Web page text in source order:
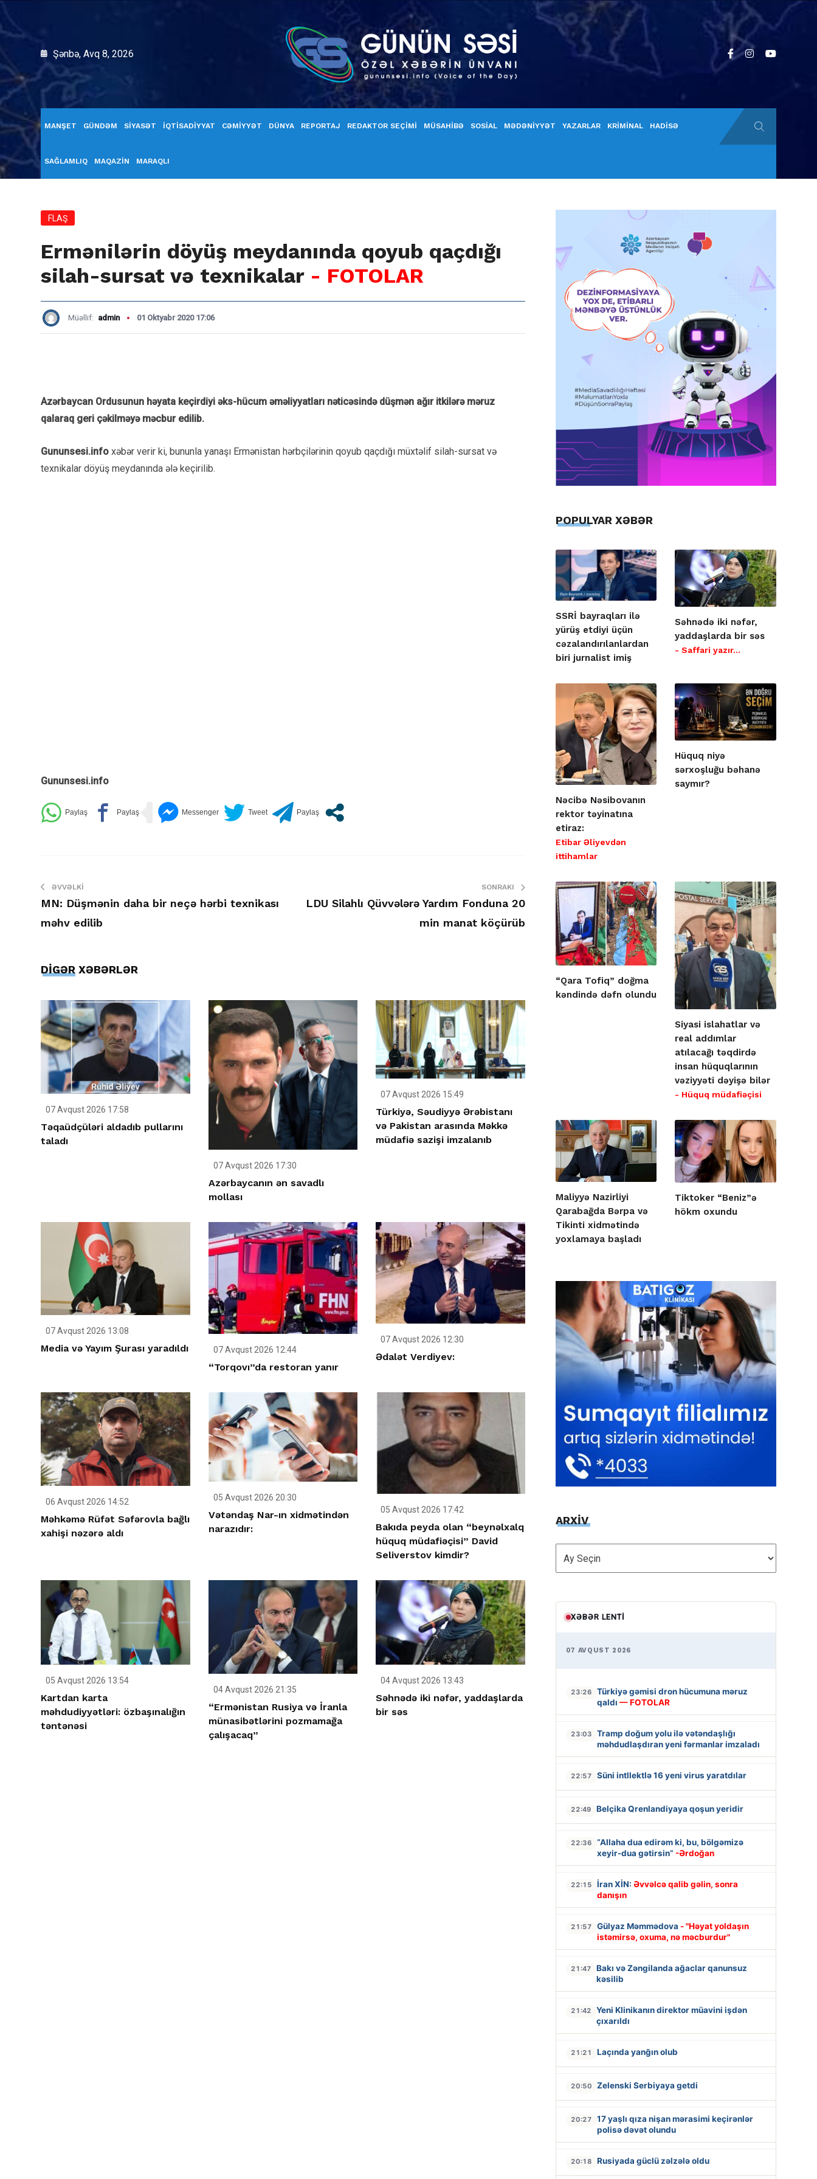
Şənbə, Avq 8, 2026
MANŞET GÜNDƏM SİYASƏT İQTİSADİYYAT CƏMİYYƏT DÜNYA REPORTAJ REDAKTOR SEÇİMİ MÜSAHİBƏ SOSİAL MƏDƏNİYYƏT YAZARLAR KRİMİNAL HADİSƏ
SAĞLAMLIQ MAQAZİN MARAQLI
FLAŞ
Ermənilərin döyüş meydanında qoyub qaçdığı
silah-sursat və texnikalar - FOTOLAR
Müəllif: admin 01 Oktyabr 2020 17:06
Azərbaycan Ordusunun həyata keçirdiyi əks-hücum əməliyyatları nəticəsində düşmən ağır itkilərə məruz
qalaraq geri çəkilməyə məcbur edilib.
Gununsesi.info xəbər verir ki, bununla yanaşı Ermənistan hərbçilərinin qoyub qaçdığı müxtəlif silah-sursat və
texnikalar döyüş meydanında ələ keçirilib.
Gununsesi.info
ƏVVƏLKI
MN: Düşmənin daha bir neçə hərbi texnikası
məhv edilib
SONRAKI
LDU Silahlı Qüvvələrə Yardım Fonduna 20
min manat köçürüb
DİGƏR XƏBƏRLƏR
07 Avqust 2026 17:58
Təqaüdçüləri aldadıb pullarını
taladı
07 Avqust 2026 17:30
Azərbaycanın ən savadlı
mollası
07 Avqust 2026 15:49
Türkiyə, Səudiyyə Ərəbistanı
və Pakistan arasında Məkkə
müdafiə sazişi imzalanıb
07 Avqust 2026 13:08
Media və Yayım Şurası yaradıldı 07 Avqust 2026 12:44
“Torqovı”da restoran yanır
07 Avqust 2026 12:30
Ədalət Verdiyev:
06 Avqust 2026 14:52
Məhkəmə Rüfət Səfərovla bağlı
xahişi nəzərə aldı
05 Avqust 2026 20:30
Vətəndaş Nar-ın xidmətindən
narazıdır:
05 Avqust 2026 17:42
Bakıda peyda olan “beynəlxalq
hüquq müdafiəçisi” David
Seliverstov kimdir?
05 Avqust 2026 13:54
Kartdan karta
məhdudiyyətləri: özbaşınalığın
təntənəsi
04 Avqust 2026 21:35
“Ermənistan Rusiya və İranla
münasibətlərini pozmamağa
çalışacaq”
04 Avqust 2026 13:43
Səhnədə iki nəfər, yaddaşlarda
bir səs
POPULYAR XƏBƏR
SSRİ bayraqları ilə
yürüş etdiyi üçün
cəzalandırılanlardan
biri jurnalist imiş
Səhnədə iki nəfər,
yaddaşlarda bir səs
- Saffari yazır…
Nəcibə Nəsibovanın
rektor təyinatına
etiraz:
Etibar Əliyevdən
ittihamlar
Hüquq niyə
sərxoşluğu bəhanə
saymır?
“Qara Tofiq” doğma
kəndində dəfn olundu
Siyasi islahatlar və
real addımlar
atılacağı təqdirdə
insan hüquqlarının
vəziyyəti dəyişə bilər
- Hüquq müdafiəçisi
Maliyyə Nazirliyi
Qarabağda Bərpa və
Tikinti xidmətində
yoxlamaya başladı
Tiktoker “Beniz”ə
hökm oxundu
ARXİV
ARXİV
XƏBƏR LENTI
07 AVQUST 2026
23:26
Türkiyə gəmisi dron hücumuna məruz
qaldı — FOTOLAR
23:03
Tramp doğum yolu ilə vətəndaşlığı
məhdudlaşdıran yeni fərmanlar imzaladı
22:57 Süni intllektlə 16 yeni virus yaratdılar
22:49 Belçika Qrenlandiyaya qoşun yeridir
22:36
“Allaha dua edirəm ki, bu, bölgəmizə
xeyir-dua gətirsin” -Ərdoğan
22:15 İran XİN: Əvvəlcə qalib gəlin, sonra
danışın
21:57 Gülyaz Məmmədova - "Həyat yoldaşın
istəmirsə, oxuma, nə məcburdur"
21:47
Bakı və Zəngilanda ağaclar qanunsuz
kəsilib
21:42
Yeni Klinikanın direktor müavini işdən
çıxarıldı
21:21 Laçında yanğın olub
20:50 Zelenski Serbiyaya getdi
20:27
17 yaşlı qıza nişan mərasimi keçirənlər
polisə dəvət olundu
20:18 Rusiyada güclü zəlzələ oldu